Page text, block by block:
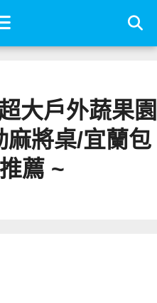
大戶外蔬果園
麻將桌/宜蘭包
薦 ~